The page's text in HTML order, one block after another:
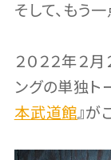
そして、もう一
２０２２年２
ングの単独ト
本武道館』が